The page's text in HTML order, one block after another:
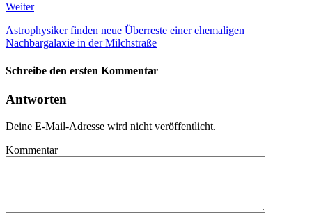
Weiter
Astrophysiker finden neue Überreste einer ehemaligen
Nachbargalaxie in der Milchstraße
Schreibe den ersten Kommentar
Antworten
Deine E-Mail-Adresse wird nicht veröffentlicht.
Kommentar